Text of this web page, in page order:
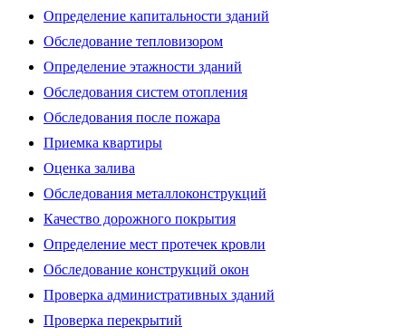
Определение капитальности зданий
Обследование тепловизором
Определение этажности зданий
Обследования систем отопления
Обследования после пожара
Приемка квартиры
Оценка залива
Обследования металлоконструкций
Качество дорожного покрытия
Определение мест протечек кровли
Обследование конструкций окон
Проверка административных зданий
Проверка перекрытий